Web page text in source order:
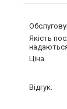
Якість
Ціна
Відгук: